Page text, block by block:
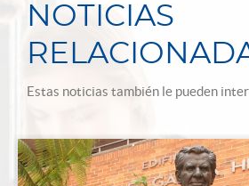
NOTICIAS
Estas noticias también le pueden